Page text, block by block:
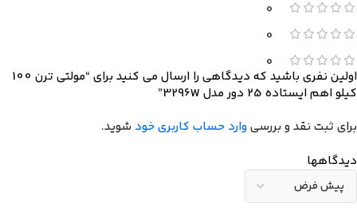
0
0
0
دیدگاهها
اولین نفری باشید که دیدگاهی را ارسال می کنید برای “مولتی ترن 100
کیلو اهم ایستاده 25 دور مدل 3296W”
برای ثبت نقد و بررسیوارد حساب کاربری خود شوید.